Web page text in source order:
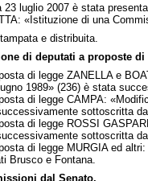
23 luglio 2007 è stata
«Istituzione di una
e distribuita.
di deputati a proposte di
di legge ZANELLA e
1989» (236) è stata
di legge CAMPA:
sottoscritta
di legge ROSSI
sottoscritta
di legge MURGIA ed
Brusco e Fontana.
dal Senato.